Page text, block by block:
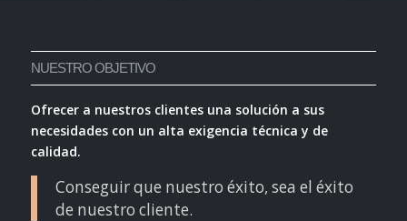
NUESTRO OBJETIVO
Ofrecer a nuestros clientes una solución a sus
necesidades con un alta exigencia técnica y de
calidad.
Conseguir que nuestro éxito, sea el éxito
de nuestro cliente.